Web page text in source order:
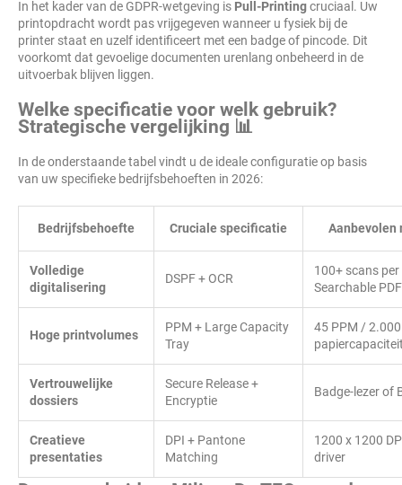
In het kader van de GDPR-wetgeving is Pull-Printingcruciaal. Uw
printopdracht wordt pas vrijgegeven wanneer u fysiek bij de
printer staat en uzelf identificeert met een badge of pincode. Dit
voorkomt dat gevoelige documenten urenlang onbeheerd in de
uitvoerbak blijven liggen.
Welke specificatie voor welk gebruik?
Strategische vergelijking 📊
In de onderstaande tabel vindt u de ideale configuratie op basis
van uw specifieke bedrijfsbehoeften in 2026:
Bedrijfsbehoefte Cruciale specificatie Aanbevolen
Volledige
digitalisering
DSPF + OCR
100+ scans
Searchable PDF
Hoge printvolumes
PPM + Large Capacity
Tray
45 PPM /
Vertrouwelijke
dossiers
Secure Release +
Encryptie
Badge-lezer of
Creatieve
presentaties
DPI + Pantone
Matching
1200 x 1200
driver